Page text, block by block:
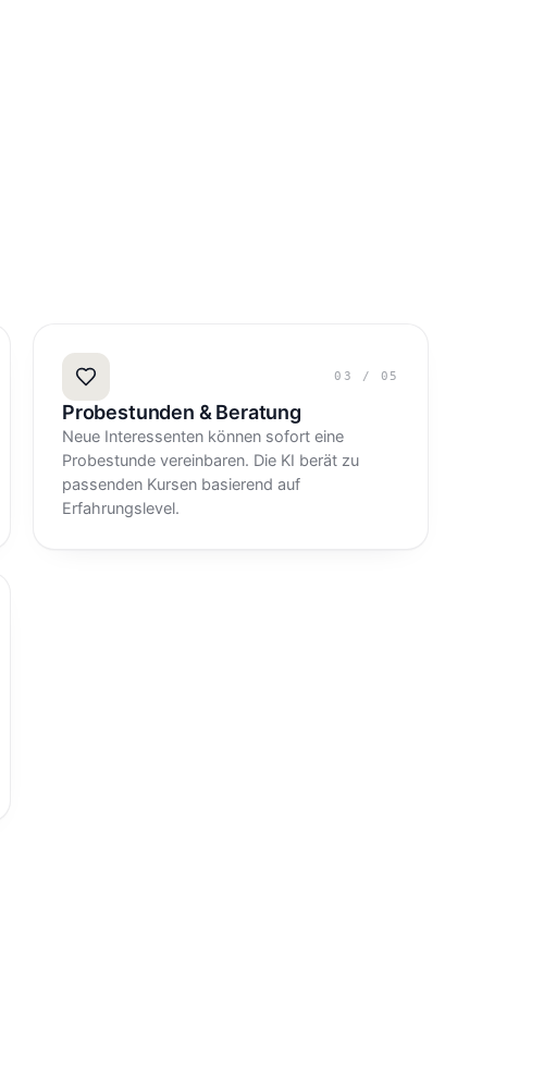
03 / 05
Probestunden & Beratung
Neue Interessenten können sofort eine
Probestunde vereinbaren. Die KI berät zu
passenden Kursen basierend auf
Erfahrungslevel.